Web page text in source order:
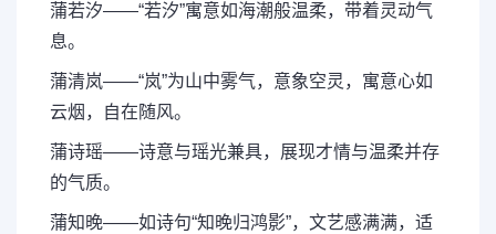
蒲若汐——“若汐”寓意如海潮般温柔，带着灵动气
息。
蒲清岚——“岚”为山中雾气，意象空灵，寓意心如
云烟，自在随风。
蒲诗瑶——诗意与瑶光兼具，展现才情与温柔并存
的气质。
蒲知晚——如诗句“知晚归鸿影”，文艺感满满，适